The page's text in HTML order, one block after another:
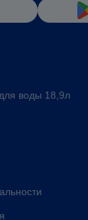
воды 18,9л